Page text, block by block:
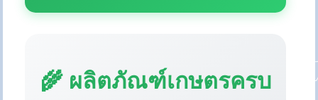
🌾 ผลิตภัณฑ์เกษตรครบ